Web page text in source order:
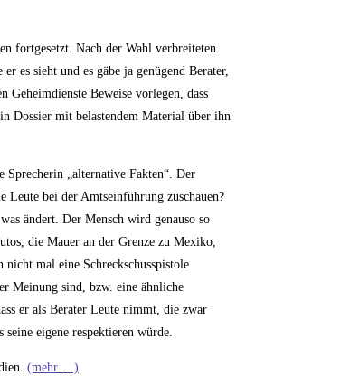
fortgesetzt. Nach der Wahl verbreiteten
es sieht und es gäbe ja genügend Berater,
Geheimdienste Beweise vorlegen, dass
Dossier mit belastendem Material über ihn
Sprecherin „alternative Fakten“. Der
Leute bei der Amtseinführung zuschauen?
ändert. Der Mensch wird genauso so
die Mauer an der Grenze zu Mexiko,
mal eine Schreckschusspistole
Meinung sind, bzw. eine ähnliche
er als Berater Leute nimmt, die zwar
eigene respektieren würde.
(mehr …)